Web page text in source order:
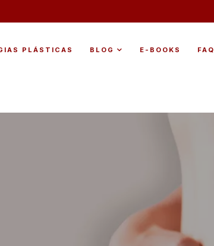
PLÁSTICAS BLOG E-BOOKS FAQ